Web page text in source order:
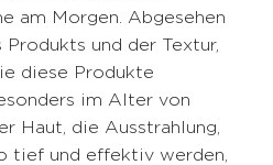
am Morgen. Abgesehen
und der Textur,
diese Produkte
im Alter von
Haut, die Ausstrahlung,
tief und effektiv werden,